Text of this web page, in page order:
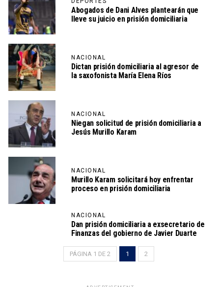
Abogados de Dani Alves plantearán que
lleve su juicio en prisión domiciliaria
NACIONAL
Dictan prisión domiciliaria al agresor de
la saxofonista María Elena Ríos
NACIONAL
Niegan solicitud de prisión domiciliaria a
Jesús Murillo Karam
NACIONAL
Murillo Karam solicitará hoy enfrentar
proceso en prisión domiciliaria
NACIONAL
Dan prisión domiciliaria a exsecretario de
Finanzas del gobierno de Javier Duarte
PÁGINA 1 DE 2 1 2